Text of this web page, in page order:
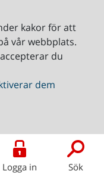
kakor för att
vår webbplats.
du
dem
Logga in Sök